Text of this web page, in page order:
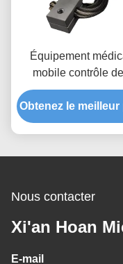
Équipement
mobile contrôle
chocs par
vibrations à
Obtenez le meilleur
Nous contacter
Xi'an Hoan
E-mail